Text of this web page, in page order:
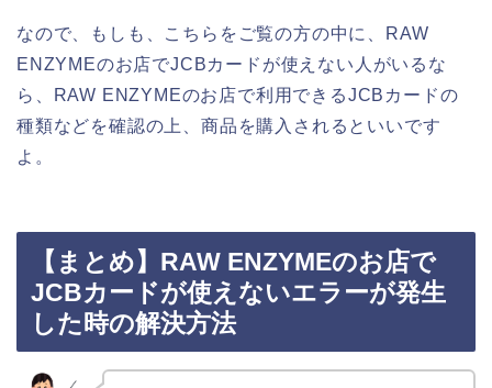
なので、もしも、こちらをご覧の方の中に、RAW
ENZYMEのお店でJCBカードが使えない人がいるな
ら、RAW ENZYMEのお店で利用できるJCBカードの
種類などを確認の上、商品を購入されるといいです
よ。
【まとめ】RAW ENZYMEのお店で
JCBカードが使えないエラーが発生
した時の解決方法